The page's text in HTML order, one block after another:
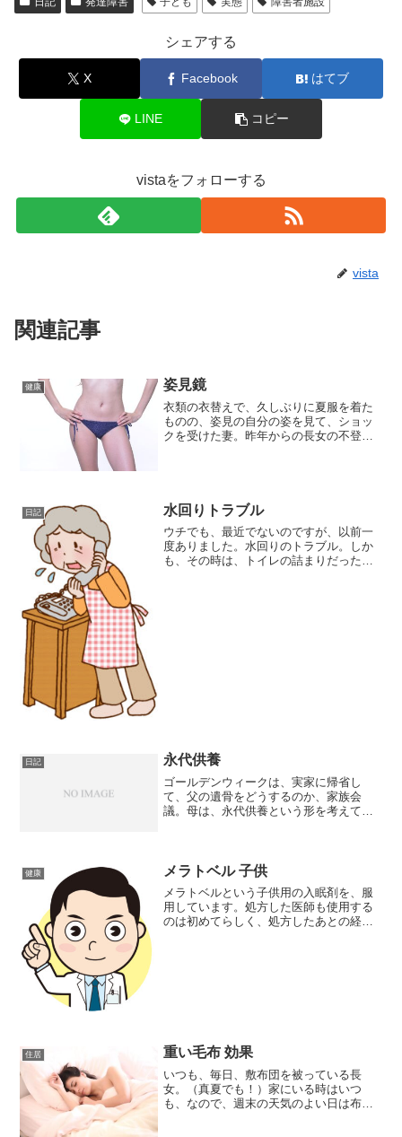
シェアする
X Facebook はてブ
LINE コピー
vistaをフォローする
vista
関連記事
健康 姿見鏡
衣類の衣替えで、久しぶりに夏服を着た
ものの、姿見の自分の姿を見て、ショッ
クを受けた妻。昨年からの長女の不登校
日記 水回りトラブル
ウチでも、最近でないのですが、以前一
度ありました。水回りのトラブル。しか
も、その時は、トイレの詰まりだったの
日記 永代供養
ゴールデンウィークは、実家に帰省し
て、父の遺骨をどうするのか、家族会
議。母は、永代供養という形を考えてい
かかることが判明。とりあえず...
健康 メラトベル 子供
メラトベルという子供用の入眠剤を、服
用しています。処方した医師も使用する
のは初めてらしく、処方したあとの経過
住居 重い毛布 効果
いつも、毎日、敷布団を被っている長
女。（真夏でも！）家にいる時はいつ
も、なので、週末の天気のよい日は布団